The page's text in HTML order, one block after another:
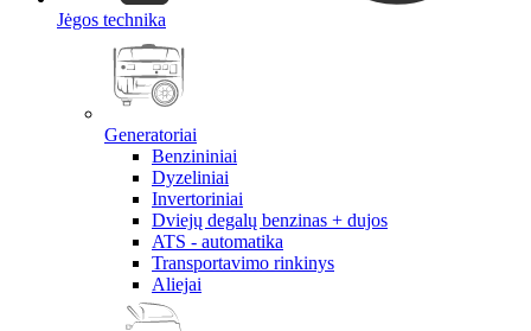
Jėgos technika
Generatoriai
Benzininiai
Dyzeliniai
Invertoriniai
Dviejų degalų benzinas + dujos
ATS - automatika
Transportavimo rinkinys
Aliejai